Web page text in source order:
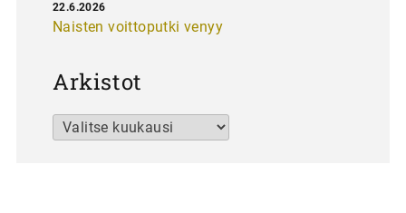
Naisten voittoputki venyy
22.6.2026
Arkistot
Arkistot